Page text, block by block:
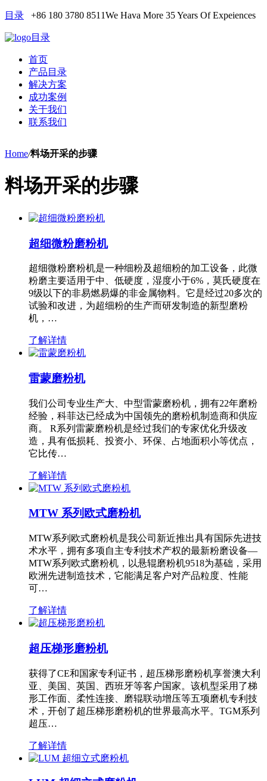
目录 +86 180 3780 8511We Hava More 35 Years Of Expeiences
目录
首页
产品目录
解决方案
成功案例
关于我们
联系我们
Home/料场开采的步骤
料场开采的步骤
超细微粉磨粉机
超细微粉磨粉机是一种细粉及超细粉的加工设备，此微
粉磨主要适用于中、低硬度，湿度小于6%，莫氏硬度在
9级以下的非易燃易爆的非金属物料。它是经过20多次的
试验和改进，为超细粉的生产而研发制造的新型磨粉
机，…
了解详情
雷蒙磨粉机
我们公司专业生产大、中型雷蒙磨粉机，拥有22年磨粉
经验，科菲达已经成为中国领先的磨粉机制造商和供应
商。 R系列雷蒙磨粉机是经过我们的专家优化升级改
造，具有低损耗、投资小、环保、占地面积小等优点，
它比传…
了解详情
MTW 系列欧式磨粉机
MTW系列欧式磨粉机是我公司新近推出具有国际先进技
术水平，拥有多项自主专利技术产权的最新粉磨设备—
MTW系列欧式磨粉机，以悬辊磨粉机9518为基础，采用
欧洲先进制造技术，它能满足客户对产品粒度、性能
可…
了解详情
超压梯形磨粉机
获得了CE和国家专利证书，超压梯形磨粉机享誉澳大利
亚、美国、英国、西班牙等客户国家。该机型采用了梯
形工作面、柔性连接、磨辊联动增压等五项磨机专利技
术，开创了超压梯形磨粉机的世界最高水平。TGM系列
超压…
了解详情